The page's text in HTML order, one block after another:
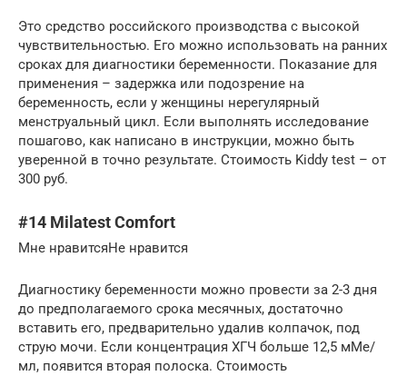
Это средство российского производства с высокой
чувствительностью. Его можно использовать на ранних
сроках для диагностики беременности. Показание для
применения – задержка или подозрение на
беременность, если у женщины нерегулярный
менструальный цикл. Если выполнять исследование
пошагово, как написано в инструкции, можно быть
уверенной в точно результате. Стоимость Kiddy test – от
300 руб.
#14 Milatest Comfort
Мне нравитсяНе нравится
Диагностику беременности можно провести за 2-3 дня
до предполагаемого срока месячных, достаточно
вставить его, предварительно удалив колпачок, под
струю мочи. Если концентрация ХГЧ больше 12,5 мМе/
мл, появится вторая полоска. Стоимость